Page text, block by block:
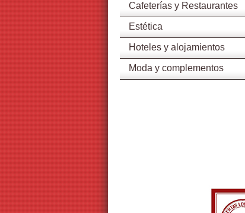
Cafeterías y Restaurantes
Estética
Hoteles y alojamientos
Moda y complementos